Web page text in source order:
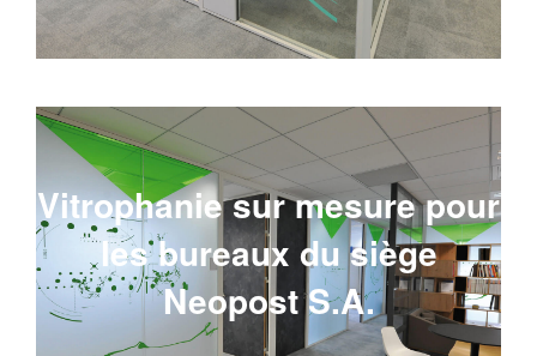
Vitrophanie sur mesure pour
les bureaux du siège
Neopost S.A.